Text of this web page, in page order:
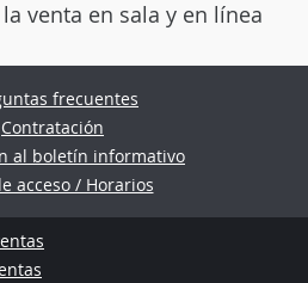
venta en sala y en línea
frecuentes
Contratación
al boletín informativo
acceso / Horarios